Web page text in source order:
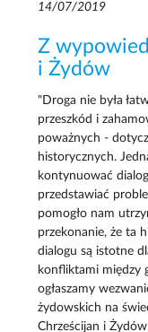
14/07/2019
Z
i Żydów
"Droga nie była
przeszkód i
poważnych -
historycznych.
kontynuować
przedstawiać
pomogło nam
przekonanie, że ta
dialogu są istotne
konfliktami między
ogłaszamy
żydowskich na
Chrześcijan i